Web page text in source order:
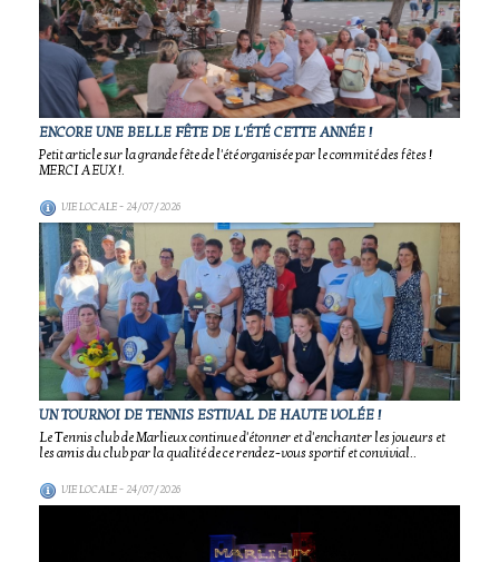
ENCORE UNE BELLE FÊTE DE L'ÉTÉ CETTE ANNÉE !
Petit article sur la grande fête de l'été organisée par le commité des fêtes !
MERCI A EUX !.
VIE LOCALE- 24/07/2026
UN TOURNOI DE TENNIS ESTIVAL DE HAUTE VOLÉE !
Le Tennis club de Marlieux continue d'étonner et d'enchanter les joueurs et
les amis du club par la qualité de ce rendez-vous sportif et convivial..
VIE LOCALE- 24/07/2026